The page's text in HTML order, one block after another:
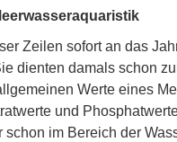
Zeilen sofort an das
dienten damals schon
Werte eines
und
im Bereich der